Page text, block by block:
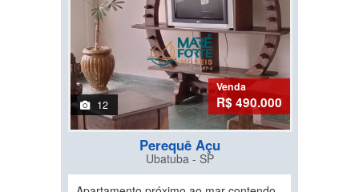
12
Venda
R$ 490.000
Perequê Açu
Ubatuba - SP